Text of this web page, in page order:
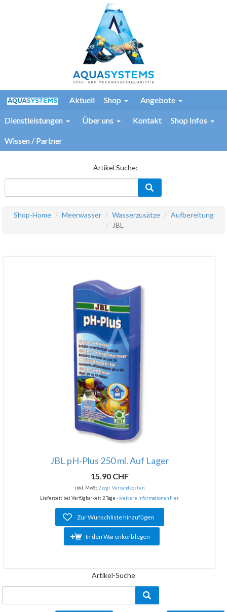
Aktuell Shop Angebote
Dienstleistungen Über uns Kontakt Shop Infos
Wissen / Partner
Artikel Suche:
Shop-Home Meerwasser Wasserzusätze
Aufbereitung
JBL
JBL pH-Plus 250 ml. Auf Lager
15.90 CHF
inkl. MwSt. /zzgl. Versandkosten
Lieferzeit bei Verfügbarkeit 2 Tage -weitere Informationen hier
Zur Wunschliste hinzufügen
In den Warenkorb legen
Artikel-Suche